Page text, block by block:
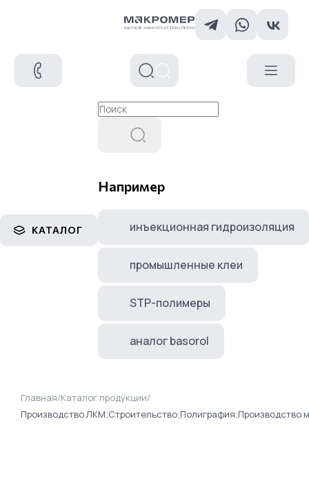
КАТАЛОГ
Например
инъекционная гидроизоляция
промышленные клеи
STP-полимеры
аналог basorol
Главная/Каталог продукции/
Производство ЛКМ;Строительство;Полиграфия;Производство